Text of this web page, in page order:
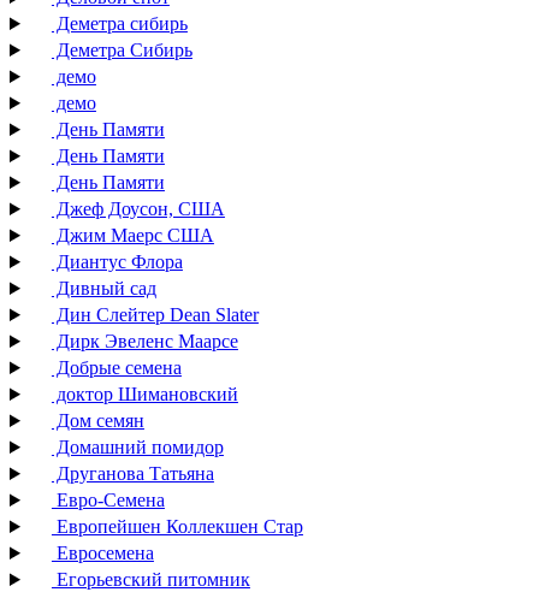
Деметра сибирь
Деметра Сибирь
демо
демо
День Памяти
День Памяти
День Памяти
Джеф Доусон, США
Джим Маерс США
Диантус Флора
Дивный сад
Дин Слейтер Dean Slater
Дирк Эвеленс Маарсе
Добрые семена
доктор Шимановский
Дом семян
Домашний помидор
Друганова Татьяна
Евро-Семена
Европейшен Коллекшен Стар
Евросемена
Егорьевский питомник